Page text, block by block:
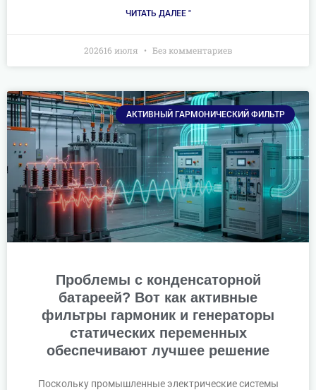
ЧИТАТЬ ДАЛЕЕ "
202616 июля Без комментариев
АКТИВНЫЙ ГАРМОНИЧЕСКИЙ ФИЛЬТР
Проблемы с конденсаторной
батареей? Вот как активные
фильтры гармоник и генераторы
статических переменных
обеспечивают лучшее решение
Поскольку промышленные электрические системы